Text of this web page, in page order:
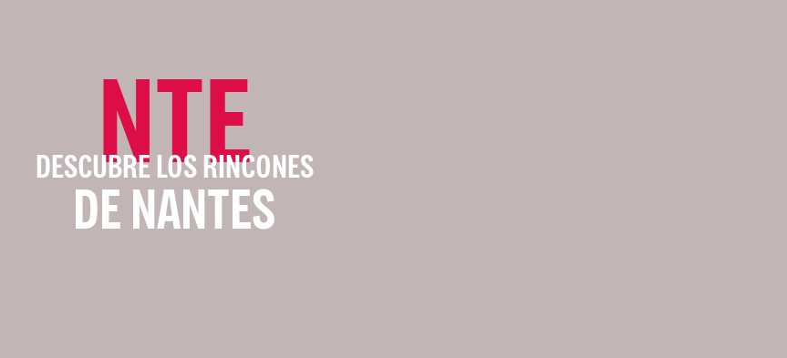
NTE
DESCUBRE LOS RINCONES
DE NANTES